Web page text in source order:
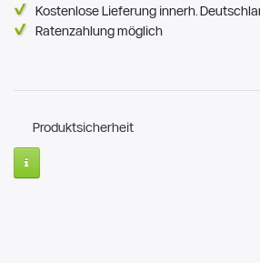
Kostenlose Lieferung innerh.
Ratenzahlung möglich
Produktsicherheit